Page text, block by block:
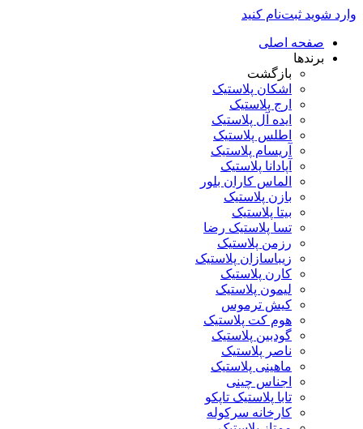
وارد شوید ثبت‌نام کنید
صفحه اصلی
برندها
بازگشت
اشکان پلاستیک
ارج پلاستیک
ایده آل پلاستیک
اطلس پلاستیک
آریسام پلاستیک
آپادانا پلاستیک
الماس کاران بلور
بازن پلاستیک
بیتا پلاستیک
تسا پلاستیک رضا
رزمن پلاستیک
زیباسازان پلاستیک
کارن پلاستیک
لیمون پلاستیک
کیش ترموس
هوم کت پلاستیک
گودبین پلاستیک
ناصر پلاستیک
ماهینی پلاستیک
اجناس چینی
تابا پلاستیک تاپکو
کارخانه سرکوله